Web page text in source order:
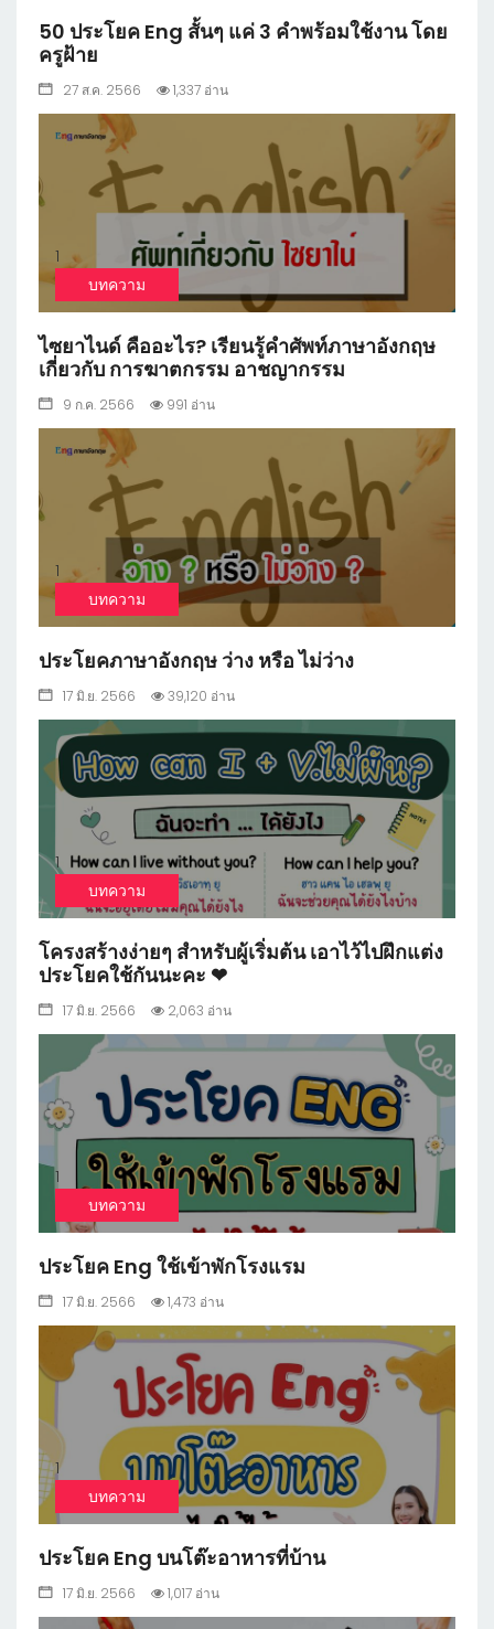
50 ประโยค Eng สั้นๆ แค่ 3 คำพร้อมใช้งาน โดย
ครูฝ้าย
27 ส.ค. 2566 1,337 อ่าน
1
บทความ
ไซยาไนด์ คืออะไร? เรียนรู้คำศัพท์ภาษาอังกฤษ
เกี่ยวกับ การฆาตกรรม อาชญากรรม
9 ก.ค. 2566 991 อ่าน
1
บทความ
ประโยคภาษาอังกฤษ ว่าง หรือ ไม่ว่าง
17 มิ.ย. 2566 39,120 อ่าน
1
บทความ
โครงสร้างง่ายๆ สำหรับผู้เริ่มต้น เอาไว้ไปฝึกแต่ง
ประโยคใช้กันนะคะ ❤
17 มิ.ย. 2566 2,063 อ่าน
1
บทความ
ประโยค Eng ใช้เข้าพักโรงแรม
17 มิ.ย. 2566 1,473 อ่าน
1
บทความ
ประโยค Eng บนโต๊ะอาหารที่บ้าน
17 มิ.ย. 2566 1,017 อ่าน